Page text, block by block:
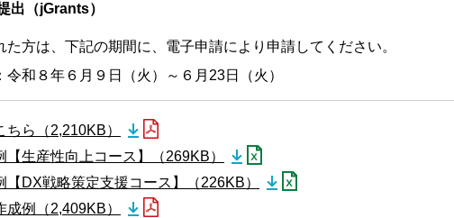
出（jGrants）
た方は、下記の期間に、電子申請により申請してください。
令和８年６月９日（火）～６月23日（火）
ら（2,210KB）
【生産性向上コース】（269KB）
【DX戦略策定支援コース】（226KB）
成例（2,409KB）